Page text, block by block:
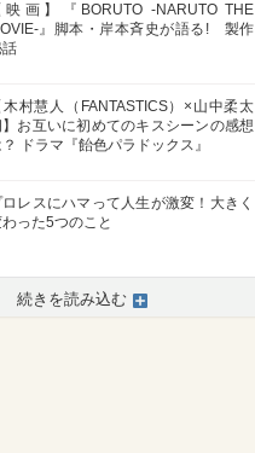
映画】『BORUTO -NARUTO THE
』脚本・岸本斉史が語る! 製作
木村慧人（FANTASTICS）×山中柔太
】お互いに初めてのキスシーンの感想
ドラマ『飴色パラドックス』
ロレスにハマって人生が激変！大きく
った5つのこと
続きを読み込む